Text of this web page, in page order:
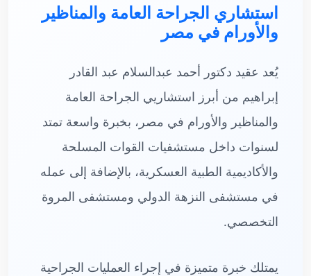
استشاري الجراحة العامة والمناظير
والأورام في مصر
يُعد عقيد دكتور أحمد عبدالسلام عبد القادر
إبراهيم من أبرز استشاريي الجراحة العامة
والمناظير والأورام في مصر، بخبرة واسعة تمتد
لسنوات داخل مستشفيات القوات المسلحة
والأكاديمية الطبية العسكرية، بالإضافة إلى عمله
في مستشفى النزهة الدولي ومستشفى المروة
التخصصي.
يمتلك خبرة متميزة في إجراء العمليات الجراحية